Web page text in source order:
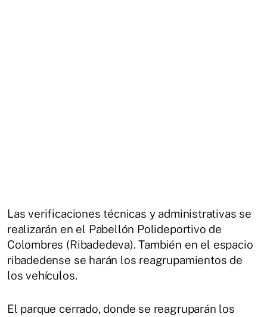
Las verificaciones técnicas y administrativas se
realizarán en el Pabellón Polideportivo de
Colombres (Ribadedeva). También en el espacio
ribadedense se harán los reagrupamientos de
los vehículos.
El parque cerrado, donde se reagruparán los